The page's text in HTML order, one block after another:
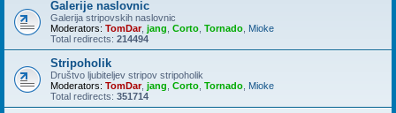
Galerije naslovnic
Galerija stripovskih naslovnic
Moderators: TomDar, jang Corto Tornado Mioke
Total redirects: 214494
Stripoholik
Društvo ljubiteljev stripov stripoholik
Moderators: TomDar, jang Corto Tornado Mioke
Total redirects: 351714